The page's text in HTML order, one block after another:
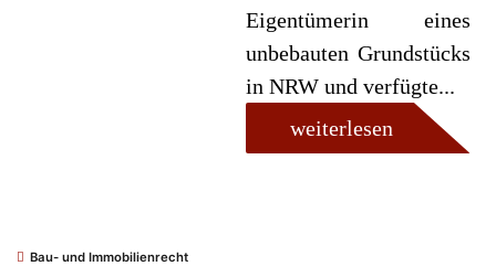
Eigentümerin eines
unbebauten Grundstücks
in NRW und verfügte...
weiterlesen
Bau- und Immobilienrecht